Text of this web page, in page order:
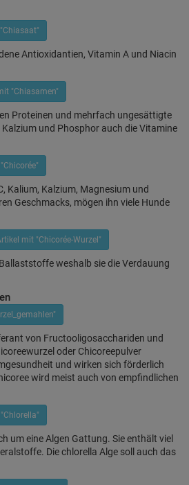
Antioxidantien, Vitamin A und Niacin
"Chiasamen"
Proteinen und mehrfach ungesättigte
und Phosphor auch die Vitamine
Kalium, Kalzium, Magnesium und
Geschmacks, mögen ihn viele Hunde
mit "Chicorée-Wurzel"
weshalb sie die Verdauung
von Fructooligosacchariden und
oder Chicoreepulver
und wirken sich förderlich
wird meist auch von empfindlichen
um eine Algen Gattung. Sie enthält viel
Die chlorella Alge soll auch das